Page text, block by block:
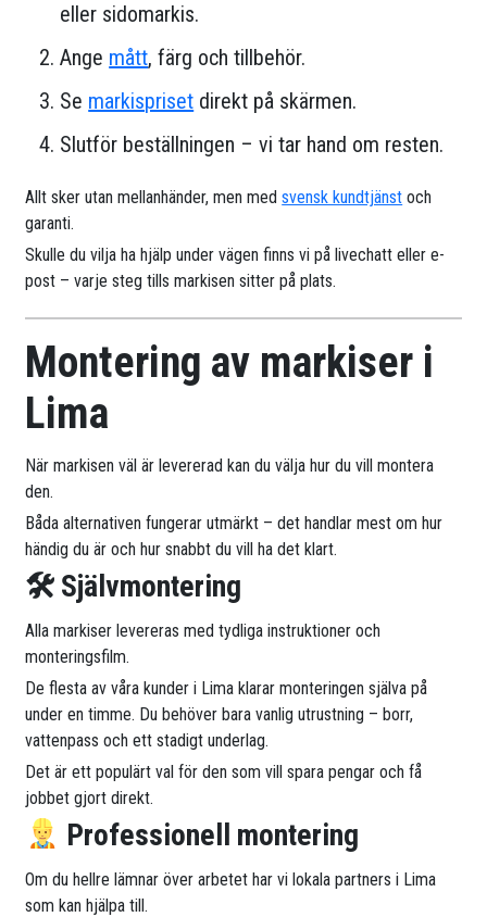
eller sidomarkis.
Ange mått, färg och tillbehör.
Se markispriset direkt på skärmen.
Slutför beställningen – vi tar hand om resten.
Allt sker utan mellanhänder, men medsvensk kundtjänst och
garanti.
Skulle du vilja ha hjälp under vägen finns vi på livechatt eller e-
post – varje steg tills markisen sitter på plats.
Montering av markiser i
Lima
När markisen väl är levererad kan du välja hur du vill montera
den.
Båda alternativen fungerar utmärkt – det handlar mest om hur
händig du är och hur snabbt du vill ha det klart.
🛠 Självmontering
Alla markiser levereras med tydliga instruktioner och
monteringsfilm.
De flesta av våra kunder i Lima klarar monteringen själva på
under en timme. Du behöver bara vanlig utrustning – borr,
vattenpass och ett stadigt underlag.
Det är ett populärt val för den som vill spara pengar och få
jobbet gjort direkt.
Professionell montering
Om du hellre lämnar över arbetet har vi lokala partners i Lima
som kan hjälpa till.